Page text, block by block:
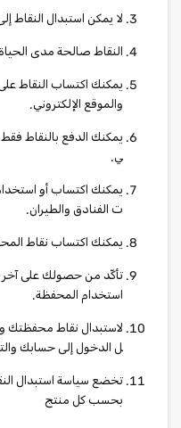
لا يمكن استبدال النقاط
النقاط صالحة مدى
يمكنك اكتساب النقاط
والموقع الإلكتروني.
يمكنك الدفع بالنقاط فقط
ي.
يمكنك اكتساب أو
ت الفنادق والطيران.
يمكنك اكتساب نقاط
تأكّد من حصولك على
استخدام المحفظة.
لاستبدال نقاط محفظتك
ل الدخول إلى حسابك
تخضع سياسة استبدال
بحسب كل منتج